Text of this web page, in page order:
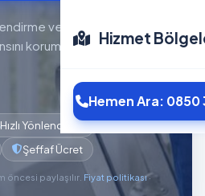
Hizmet
Hemen Ara: 0850
ve planlı servis akışıyla
korumaya yardımcı
Hızlı Yönlendirme
Şeffaf Ücret
öncesi paylaşılır. Fiyat politikası·